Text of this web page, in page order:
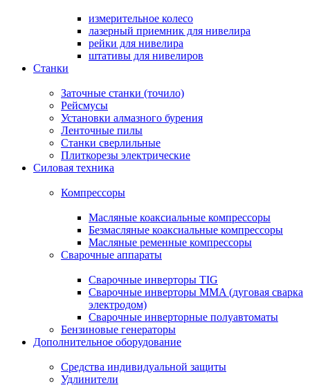
измерительное колесо
лазерный приемник для нивелира
рейки для нивелира
штативы для нивелиров
Станки
Заточные станки (точило)
Рейсмусы
Установки алмазного бурения
Ленточные пилы
Станки сверлильные
Плиткорезы электрические
Силовая техника
Компрессоры
Масляные коаксиальные компрессоры
Безмасляные коаксиальные компрессоры
Масляные ременные компрессоры
Сварочные аппараты
Сварочные инверторы TIG
Сварочные инверторы MMA (дуговая сварка
электродом)
Сварочные инверторные полуавтоматы
Бензиновые генераторы
Дополнительное оборудование
Средства индивидуальной защиты
Удлинители